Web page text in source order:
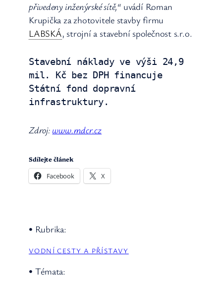
přivedeny inženýrské sítě,“ uvádí Roman
Krupička za zhotovitele stavby firmu
LABSKÁ, strojní a stavební společnost s.r.o.
Stavební náklady ve výši 24,9
mil. Kč bez DPH financuje
Státní fond dopravní
infrastruktury.
Zdroj: www.mdcr.cz
Sdílejte článek
Facebook X
• Rubrika:
VODNÍ CESTY A PŘÍSTAVY
• Témata: